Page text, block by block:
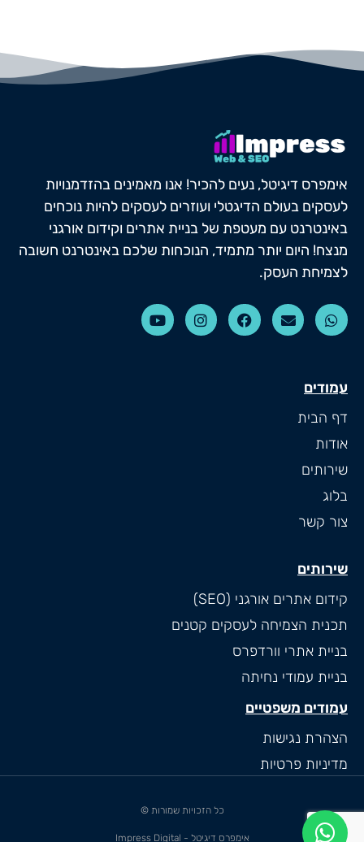
אימפרס דיגיטל, נעים להכיר! אנו מאמינים בהזדמנויות
לעסקים בעולם הדיגטלי ועוזרים לעסקים להיות נוכחים
באינטרנט עם מעטפת של בניית אתרים וקידום אורגני
מנצח! היום יותר מתמיד, הנוכחות שלכם באינטרנט חשובה
לצמיחת העסק.
עמודים
דף הבית
אודות
שירותים
בלוג
צור קשר
שירותים
קידום אתרים אורגני (SEO)
תכנית הצמיחה לעסקים קטנים
בניית אתרי וורדפרס
בניית עמודי נחיתה
עמודים משפטיים
הצהרת נגישות
מדיניות פרטיות
כל הזכויות שמורות ©
אימפרס דיגיטל - Impress Digital